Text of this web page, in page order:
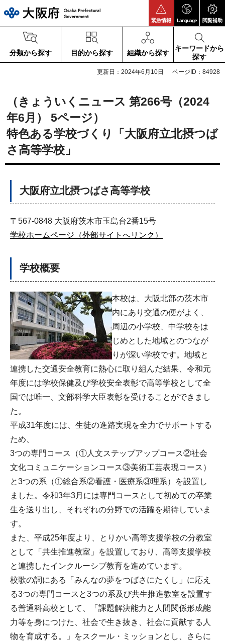
緊急情報 Language 閲覧補助
分類から探す 目的から探す 組織から探す
キーワードから
探す
更新日：2024年6月10日 ページID：84928
（きょういくニュース 第266号（2024
年6月） 5ページ）
特色ある学校づくり「大阪府立北摂つば
さ高等学校」
大阪府立北摂つばさ高等学校
〒567-0848 大阪府茨木市玉島台2番15号
学校ホームページ（外部サイトへリンク）
学校概要
本校は、大阪北部の茨木市
内にあり交通の便がよく、
周辺の小学校、中学校をは
じめとした地域とのつなが
りが深い学校です。地域と
連携した交通安全教育に熱心に取り組んだ結果、令和元
年度には学校保健及び学校安全表彰で高等学校として全
国では唯一、文部科学大臣表彰を受けることができまし
た。
平成31年度には、生徒の進路実現を全力でサポートする
ため、
3つの専門コース（①人文ステップアップコース②社会
文化コミュニケーションコース③美術工芸表現コース）
と3つの系（①総合系②看護・医療系③理系）を設置し
ました。令和3年3月には専門コースとして初めての卒業
生を送り出し、それぞれの分野での活躍を期待していま
す。
また、平成25年度より、とりかい高等支援学校の分教室
として「共生推進教室」を設置しており、高等支援学校
と連携したインクルーシブ教育を進めています。
校歌の詞にある「みんなの夢をつばさにたくし」に応え
る3つの専門コースと3つの系及び共生推進教室を設置す
る普通科高校として、「課題解決能力と人間関係形成能
力等を身につけた、社会で生き抜き、社会に貢献する人
物を育成する。」をスクール・ミッションとし、さらに